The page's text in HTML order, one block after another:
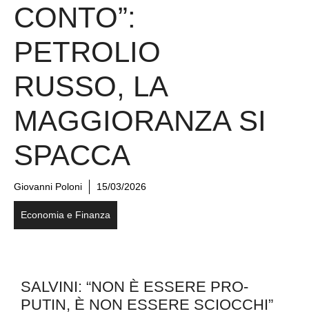
CONTO”:
PETROLIO
RUSSO, LA
MAGGIORANZA SI
SPACCA
Giovanni Poloni 15/03/2026
Economia e Finanza
SALVINI: “NON È ESSERE PRO-
PUTIN, È NON ESSERE SCIOCCHI”